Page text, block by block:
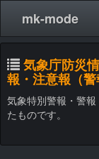
mk-mode
気象庁防災
報・注意報（警
気象特別警報・警
たものです。